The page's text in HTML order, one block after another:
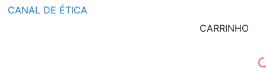
CANAL DE ÉTICA
CARRINHO